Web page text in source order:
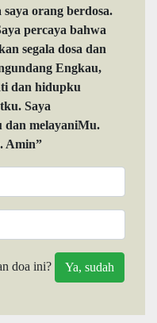
orang berdosa.
percaya bahwa
segala dosa dan
Engkau,
dan hidupku
Saya
dan melayaniMu.
Amin”
doa ini?